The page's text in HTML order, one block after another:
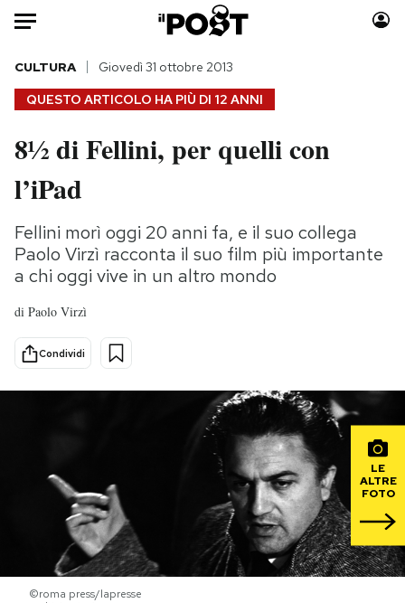
Auto
HOME
Italia
Politica
Tecnologia
Internet
Scienza
Cultura
Economia
Sport
Moda
Storie/Idee
Ok Boomer!
Media
NEWSLETTER
I MIEI PREFERITI
QUESTO ARTICOLO HA PIÙ DI 12 ANNI
CULTURA Giovedì 31 ottobre 2013
8½ di Fellini, per quelli con
l’iPad
Fellini morì oggi 20 anni fa, e il suo collega
Paolo Virzì racconta il suo film più importante
a chi oggi vive in un altro mondo
di Paolo Virzì
Condividi
LE
ALTRE
FOTO
©roma press/lapresse